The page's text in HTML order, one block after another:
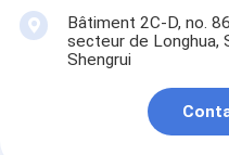
Bâtiment 2C-D, no.
secteur de Longhua,
Shengrui